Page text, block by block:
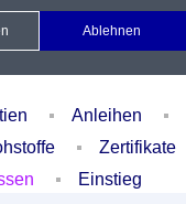
Watchlist Portfolio
Anleihen
Zertifikate
Einstieg
Ablehnen